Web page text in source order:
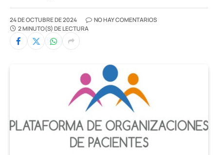
24 DE OCTUBRE DE 2024
NO HAY COMENTARIOS
2 MINUTO(S) DE LECTURA